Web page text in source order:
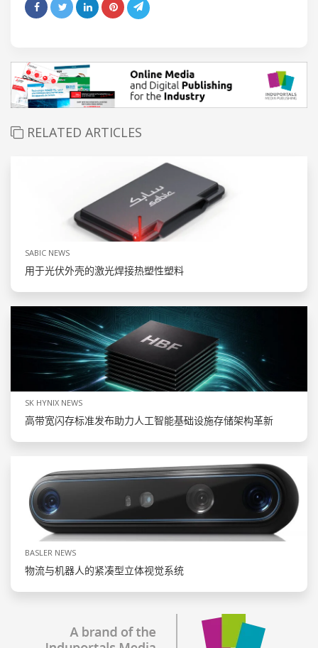
RELATED ARTICLES
SABIC NEWS
用于光伏外壳的激光焊接热塑性塑料
SK HYNIX NEWS
高带宽闪存标准发布助力人工智能基础设施存储架构革新
BASLER NEWS
物流与机器人的紧凑型立体视觉系统